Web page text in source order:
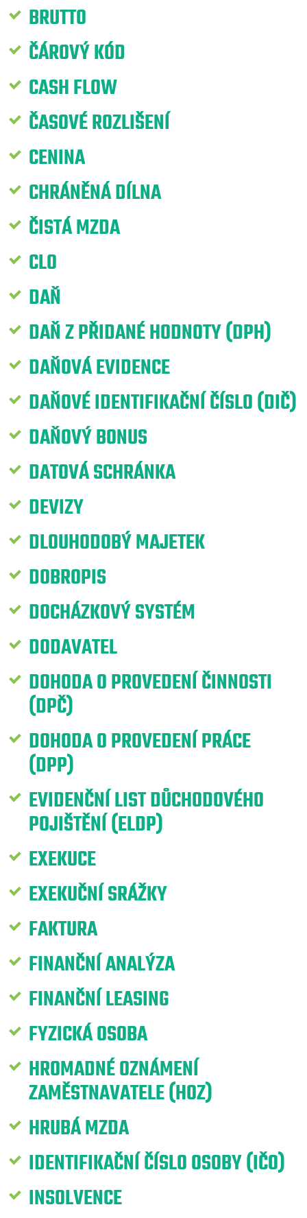
BRUTTO
ČÁROVÝ KÓD
CASH FLOW
ČASOVÉ ROZLIŠENÍ
CENINA
CHRÁNĚNÁ DÍLNA
ČISTÁ MZDA
CLO
DAŇ
DAŇ Z PŘIDANÉ HODNOTY (DPH)
DAŇOVÁ EVIDENCE
DAŇOVÉ IDENTIFIKAČNÍ ČÍSLO (DIČ)
DAŇOVÝ BONUS
DATOVÁ SCHRÁNKA
DEVIZY
DLOUHODOBÝ MAJETEK
DOBROPIS
DOCHÁZKOVÝ SYSTÉM
DODAVATEL
DOHODA O PROVEDENÍ ČINNOSTI
(DPČ)
DOHODA O PROVEDENÍ PRÁCE
(DPP)
EVIDENČNÍ LIST DŮCHODOVÉHO
POJIŠTĚNÍ (ELDP)
EXEKUCE
EXEKUČNÍ SRÁŽKY
FAKTURA
FINANČNÍ ANALÝZA
FINANČNÍ LEASING
FYZICKÁ OSOBA
HROMADNÉ OZNÁMENÍ
ZAMĚSTNAVATELE (HOZ)
HRUBÁ MZDA
IDENTIFIKAČNÍ ČÍSLO OSOBY (IČO)
INSOLVENCE